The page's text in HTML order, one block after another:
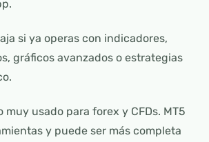
si ya operas con indicadores,
gráficos avanzados o estrategias
muy usado para forex y CFDs. MT5
y puede ser más completa